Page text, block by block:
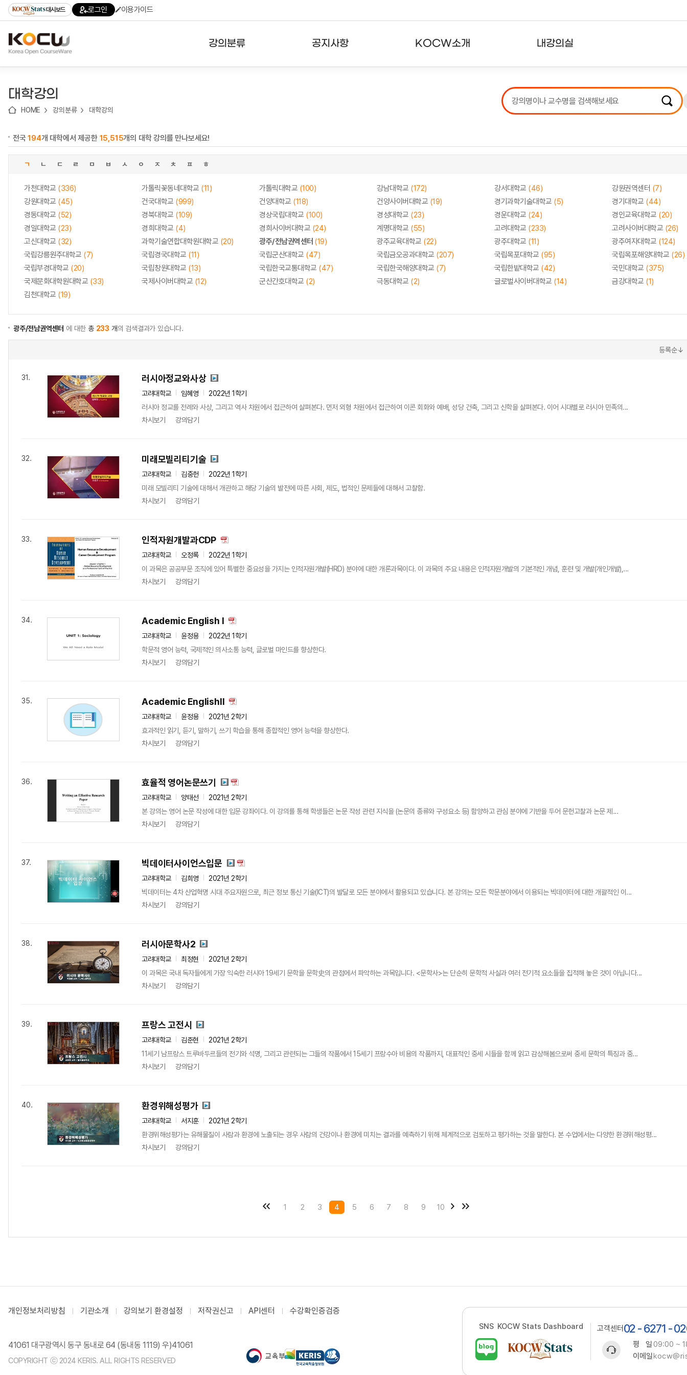
기
기
기
content)
가
대시보드 로그인 이용가이드
강의분류 공지사항 KOCW소개 내강의실
강의리스트
수강확인증강의
대학강의
HOME 강의분류 대학강의
전국194개 대학에서 제공한 15,515개의 대학 강의를 만나보세요!
ㄱ ㄴ ㄷ ㄹ ㅁ ㅂ ㅅ ㅇ ㅈ ㅊ ㅍ ㅎ
가천대학교 (336) 가톨릭꽃동네대학교 (11) 가톨릭대학교 (100) 강남대학교 (172) 강서대학교 (46) 강원권역센터 (7)
강원대학교 (45) 건국대학교 (999) 건양대학교 (118) 건양사이버대학교 (19) 경기과학기술대학교 (5) 경기대학교 (44)
경동대학교 (52) 경북대학교 (109) 경상국립대학교 (100) 경성대학교 (23) 경운대학교 (24) 경인교육대학교 (20)
경일대학교 (23) 경희대학교 (4) 경희사이버대학교 (24) 계명대학교 (55) 고려대학교 (233) 고려사이버대학교 (26)
고신대학교 (32) 과학기술연합대학원대학교 (20) 광주/전남권역센터 (19) 광주교육대학교 (22) 광주대학교 (11) 광주여자대학교 (124)
국립강릉원주대학교 (7) 국립경국대학교 (11) 국립군산대학교 (47) 국립금오공과대학교 (207) 국립목포대학교 (95) 국립목포해양대학교 (26)
국립부경대학교 (20) 국립창원대학교 (13) 국립한국교통대학교 (47) 국립한국해양대학교 (7) 국립한밭대학교 (42) 국민대학교 (375)
국제문화대학원대학교 (33) 국제사이버대학교 (12) 군산간호대학교 (2) 극동대학교 (2) 글로벌사이버대학교 (14) 금강대학교 (1)
김천대학교 (19)
광주/전남권역센터 에 대한 총 233 개의 검색결과가 있습니다.
등록순↓
31. 러시아정교와사상
고려대학교 임혜영
2022년 1학기
러시아 정교를 전례와 사상, 그리고 역사 차원에서 접근하여 살펴본다. 먼저 외형 차원에서 접근하여 이콘 회화와 예배, 성당 건축, 그리고 신학을 살펴본다. 이어 시대별로 러시아 민족의...
차시보기
강의담기
32. 미래모빌리티기술
고려대학교 김중헌
2022년 1학기
미래 모빌리티 기술에 대해서 개관하고 해당 기술의 발전에 따른 사회, 제도, 법적인 문제들에 대해서 고찰함.
차시보기
강의담기
33. 인적자원개발과CDP
고려대학교 오정록
2022년 1학기
이 과목은 공공부문 조직에 있어 특별한 중요성을 가지는 인적자원개발(HRD) 분야에 대한 개론과목이다. 이 과목의 주요 내용은 인적자원개발의 기본적인 개념, 훈련 및 개발(개인개발),...
차시보기
강의담기
34. Academic English I
고려대학교 윤정용
2022년 1학기
학문적 영어 능력, 국제적인 의사소통 능력, 글로벌 마인드를 향상한다.
차시보기
강의담기
35. Academic EnglishⅡ
고려대학교 윤정용
2021년 2학기
효과적인 읽기, 듣기, 말하기, 쓰기 학습을 통해 종합적인 영어 능력을 향상한다.
차시보기
강의담기
36. 효율적 영어논문쓰기
고려대학교 양태선
2021년 2학기
본 강의는 영어 논문 작성에 대한 입문 강좌이다. 이 강의를 통해 학생들은 논문 작성 관련 지식을 (논문의 종류와 구성요소 등) 함양하고 관심 분야에 기반을 두어 문헌고찰과 논문 제...
차시보기
강의담기
37. 빅데이터사이언스입문
고려대학교 김희영
2021년 2학기
빅데이터는 4차 산업혁명 시대 주요자원으로, 최근 정보 통신 기술(ICT)의 발달로 모든 분야에서 활용되고 있습니다. 본 강의는 모든 학문분야에서 이용되는 빅데이터에 대한 개괄적인 이...
차시보기
강의담기
38. 러시아문학사2
고려대학교 최정현
2021년 2학기
이 과목은 국내 독자들에게 가장 익숙한 러시아 19세기 문학을 문학史의 관점에서 파악하는 과목입니다. <문학사>는 단순히 문학적 사실과 여러 전기적 요소들을 집적해 놓은 것이 아닙니다...
차시보기
강의담기
39. 프랑스 고전시
고려대학교 김준현
2021년 2학기
11세기 남프랑스 트루바두르들의 전기와 석명, 그리고 관련되는 그들의 작품에서 15세기 프랑수아 비용의 작품까지, 대표적인 중세 시들을 함께 읽고 감상해봄으로써 중세 문학의 특징과 중...
차시보기
강의담기
40. 환경위해성평가
고려대학교 서지훈
2021년 2학기
환경위해성평가는 유해물질이 사람과 환경에 노출되는 경우 사람의 건강이나 환경에 미치는 결과를 예측하기 위해 체계적으로 검토하고 평가하는 것을 말한다. 본 수업에서는 다양한 환경위해성평...
차시보기
강의담기
1 2 3 4 5 6 7 8 9 10
개인정보처리방침 기관소개 강의보기 환경설정 저작권신고 API센터 수강확인증검증
41061 대구광역시 동구 동내로 64 (동내동 1119) 우)41061
COPYRIGHT ⓒ 2024 KERIS. ALL RIGHTS RESERVED
SNS KOCW Stats Dashboard 고객센터 02 - 6271 -
평 일09:00 ~
이메일